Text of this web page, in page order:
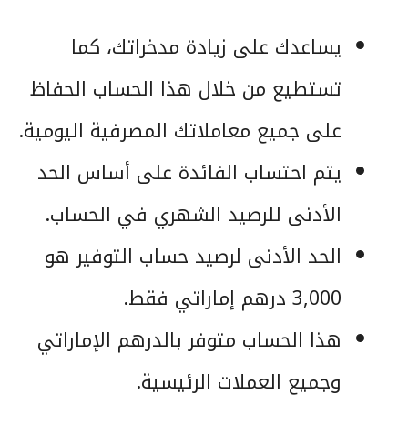
يساعدك على زيادة مدخراتك، كما
تستطيع من خلال هذا الحساب الحفاظ
على جميع معاملاتك المصرفية اليومية.
يتم احتساب الفائدة على أساس الحد
الأدنى للرصيد الشهري في الحساب.
الحد الأدنى لرصيد حساب التوفير هو
3,000 درهم إماراتي فقط.
هذا الحساب متوفر بالدرهم الإماراتي
وجميع العملات الرئيسية.